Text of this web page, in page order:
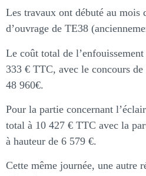
Les travaux ont débuté au mois
d’ouvrage de TE38
Le coût total de
333 € TTC, avec le concours
48 960€.
Pour la partie concernant
total à 10 427 € TTC avec la
à hauteur de 6 579 €.
Cette même journée, une autre